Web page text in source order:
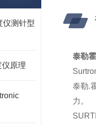
仪测针型
仪原理
泰勒
泰勒.
力。